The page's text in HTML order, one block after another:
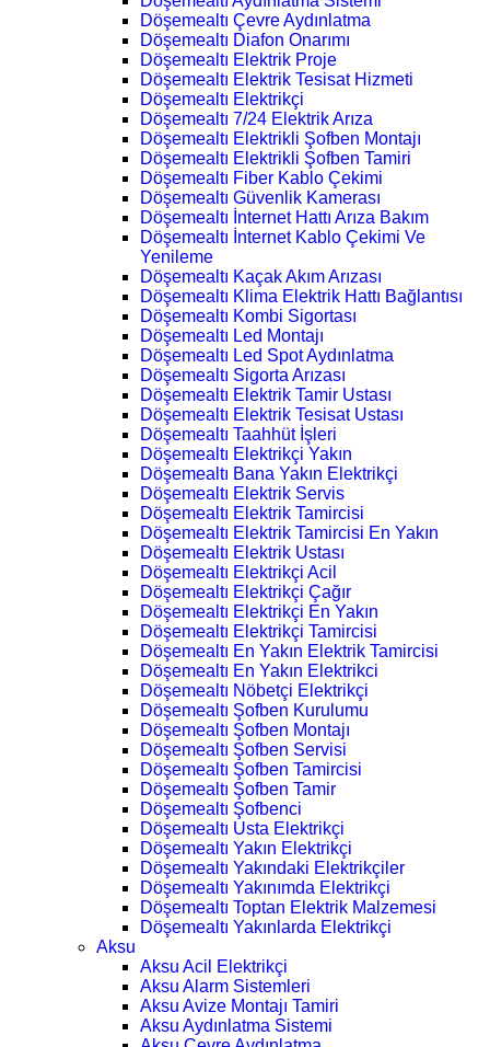
Döşemealtı Çevre Aydınlatma
Döşemealtı Diafon Onarımı
Döşemealtı Elektrik Proje
Döşemealtı Elektrik Tesisat Hizmeti
Döşemealtı Elektrikçi
Döşemealtı 7/24 Elektrik Arıza
Döşemealtı Elektrikli Şofben Montajı
Döşemealtı Elektrikli Şofben Tamiri
Döşemealtı Fiber Kablo Çekimi
Döşemealtı Güvenlik Kamerası
Döşemealtı İnternet Hattı Arıza Bakım
Döşemealtı İnternet Kablo Çekimi Ve
Yenileme
Döşemealtı Kaçak Akım Arızası
Döşemealtı Klima Elektrik Hattı Bağlantısı
Döşemealtı Kombi Sigortası
Döşemealtı Led Montajı
Döşemealtı Led Spot Aydınlatma
Döşemealtı Sigorta Arızası
Döşemealtı Elektrik Tamir Ustası
Döşemealtı Elektrik Tesisat Ustası
Döşemealtı Taahhüt İşleri
Döşemealtı Elektrikçi Yakın
Döşemealtı Bana Yakın Elektrikçi
Döşemealtı Elektrik Servis
Döşemealtı Elektrik Tamircisi
Döşemealtı Elektrik Tamircisi En Yakın
Döşemealtı Elektrik Ustası
Döşemealtı Elektrikçi Acil
Döşemealtı Elektrikçi Çağır
Döşemealtı Elektrikçi En Yakın
Döşemealtı Elektrikçi Tamircisi
Döşemealtı En Yakın Elektrik Tamircisi
Döşemealtı En Yakın Elektrikci
Döşemealtı Nöbetçi Elektrikçi
Döşemealtı Şofben Kurulumu
Döşemealtı Şofben Montajı
Döşemealtı Şofben Servisi
Döşemealtı Şofben Tamircisi
Döşemealtı Şofben Tamir
Döşemealtı Şofbenci
Döşemealtı Usta Elektrikçi
Döşemealtı Yakın Elektrikçi
Döşemealtı Yakındaki Elektrikçiler
Döşemealtı Yakınımda Elektrikçi
Döşemealtı Toptan Elektrik Malzemesi
Döşemealtı Yakınlarda Elektrikçi
Aksu
Aksu Acil Elektrikçi
Aksu Alarm Sistemleri
Aksu Avize Montajı Tamiri
Aksu Aydınlatma Sistemi